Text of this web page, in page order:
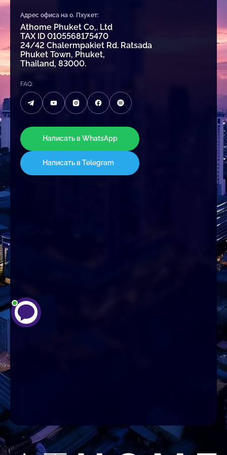
Адрес офиса на о. Пхукет:
Athome Phuket Co,. Ltd
TAX ID 0105568175470
24/42 Chalermpakiet Rd. Ratsada
Phuket Town, Phuket,
Thailand, 83000.
FAQ:
Написать в WhatsApp
Написать в Telegram